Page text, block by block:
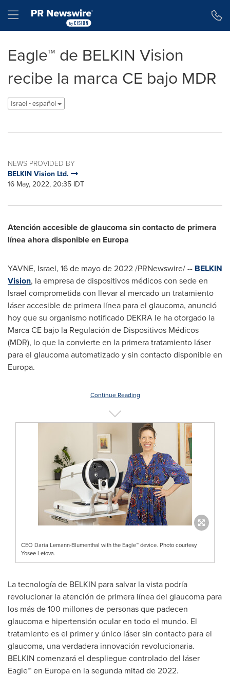
Hamburger menu
Eagle™ de BELKIN Vision
recibe la marca CE bajo MDR
Israel - español
NEWS PROVIDED BY
BELKIN Vision Ltd.
16 May, 2022, 20:35 IDT
Atención accesible de glaucoma sin contacto de primera
línea ahora disponible en Europa
YAVNE, Israel, 16 de mayo de 2022/PRNewswire/ -- BELKIN
Vision, la empresa de dispositivos médicos con sede en
Israel comprometida con llevar al mercado un tratamiento
láser accesible de primera línea para el glaucoma, anunció
hoy que su organismo notificado DEKRA le ha otorgado la
Marca CE bajo la Regulación de Dispositivos Médicos
(MDR), lo que la convierte en la primera tratamiento láser
para el glaucoma automatizado y sin contacto disponible en
Europa.
Continue Reading
CEO Daria Lemann-Blumenthal with the Eagle™ device. Photo courtesy
Yosee Letova.
La tecnología de BELKIN para salvar la vista podría
revolucionar la atención de primera línea del glaucoma para
los más de 100 millones de personas que padecen
glaucoma e hipertensión ocular en todo el mundo. El
tratamiento es el primer y único láser sin contacto para el
glaucoma, una verdadera innovación revolucionaria.
BELKIN comenzará el despliegue controlado del láser
Eagle™ en Europa en la segunda mitad de 2022.